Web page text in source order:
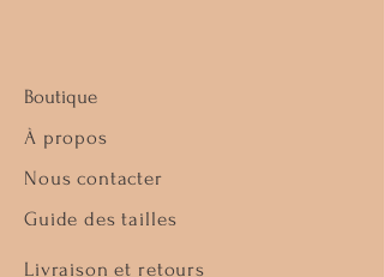
Boutique
À propos
Nous contacter
Guide des tailles
Livraison et retours